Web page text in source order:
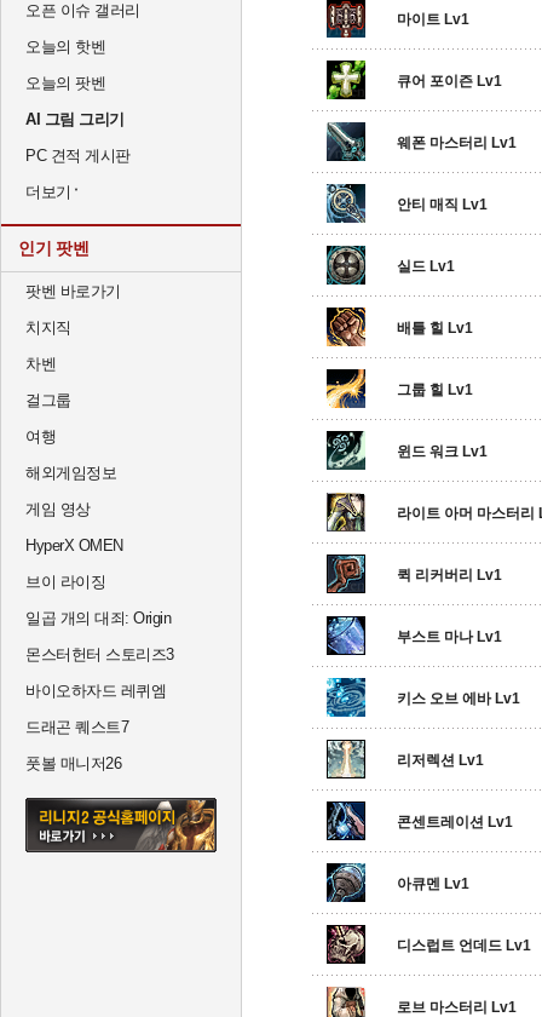
오픈 이슈 갤러리
오늘의 핫벤
오늘의 팟벤
AI 그림 그리기
PC 견적 게시판
더보기
인기 팟벤
팟벤 바로가기
치지직
차벤
걸그룹
여행
해외게임정보
게임 영상
HyperX OMEN
브이 라이징
일곱 개의 대죄: Origin
몬스터헌터 스토리즈3
바이오하자드 레퀴엠
드래곤 퀘스트7
풋볼 매니저26
마이트 Lv1
큐어 포이즌 Lv1
웨폰 마스터리 Lv1
안티 매직 Lv1
실드 Lv1
배틀 힐 Lv1
그룹 힐 Lv1
윈드 워크 Lv1
라이트 아머 마스터리
퀵 리커버리 Lv1
부스트 마나 Lv1
키스 오브 에바 Lv1
리저렉션 Lv1
콘센트레이션 Lv1
아큐멘 Lv1
디스럽트 언데드 Lv1
로브 마스터리 Lv1